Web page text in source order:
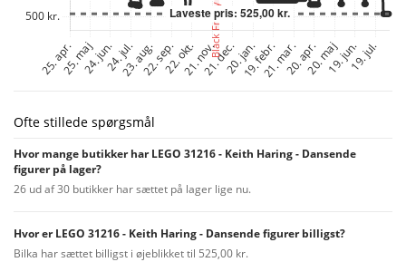
Ofte stillede spørgsmål
Hvor mange butikker har LEGO 31216 - Keith Haring - Dansende
figurer på lager?
26 ud af 30 butikker har sættet på lager lige nu.
Hvor er LEGO 31216 - Keith Haring - Dansende figurer billigst?
Bilka har sættet billigst i øjeblikket til 525,00 kr.